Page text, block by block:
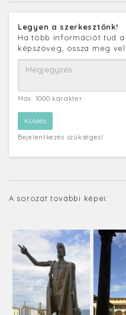
Legyen a szerkesztőnk!
Ha több információt tud
képszöveg, ossza meg
Max. 1000 karakter
Bejelentkezés szükséges!
A sorozat további képei: